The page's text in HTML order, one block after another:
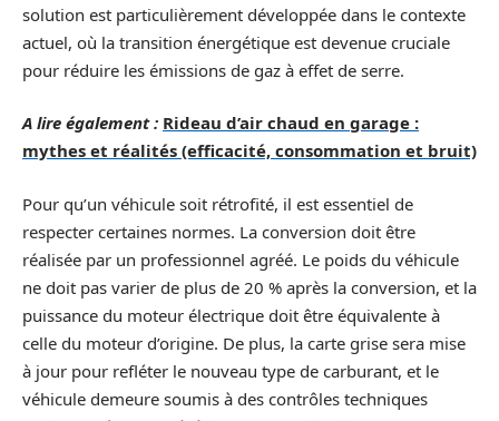
solution est particulièrement développée dans le contexte
actuel, où la transition énergétique est devenue cruciale
pour réduire les émissions de gaz à effet de serre.
A lire également : Rideau d’air chaud en garage :
mythes et réalités (efficacité, consommation et bruit)
Pour qu’un véhicule soit rétrofité, il est essentiel de
respecter certaines normes. La conversion doit être
réalisée par un professionnel agréé. Le poids du véhicule
ne doit pas varier de plus de 20 % après la conversion, et la
puissance du moteur électrique doit être équivalente à
celle du moteur d’origine. De plus, la carte grise sera mise
à jour pour refléter le nouveau type de carburant, et le
véhicule demeure soumis à des contrôles techniques